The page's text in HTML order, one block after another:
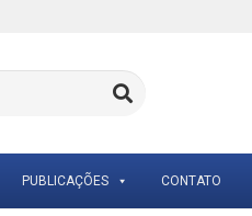
PUBLICAÇÕES CONTATO